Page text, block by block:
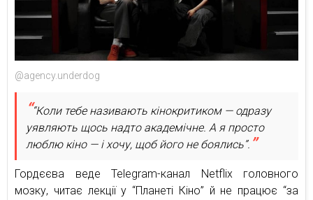
@agency.underdog
“Коли тебе називають кінокритиком — одразу
уявляють щось надто академічне. А я просто
люблю кіно — і хочу, щоб його не боялись”.
Гордєєва веде Telegram-канал Netflix головного
мозку, читає лекції у “Планеті Кіно” й не працює “за